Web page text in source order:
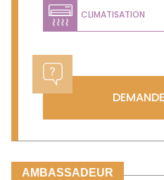
CLIMATISATION
AMBASSADEUR